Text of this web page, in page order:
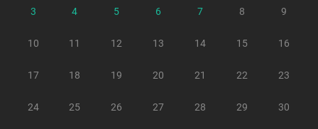
3 4 5 6 7 8 9
10 11 12 13 14 15 16
17 18 19 20 21 22 23
24 25 26 27 28 29 30